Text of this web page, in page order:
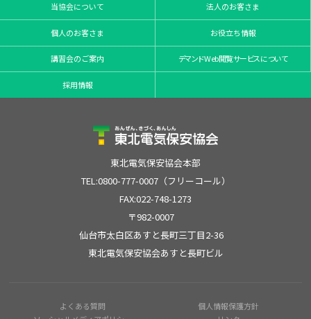
当協会について 法人のお客さま
個人のお客さま お役立ち情報
講習会のご案内 デマンドWeb閲覧サービスについて
採用情報
東北電気保安協会本部
TEL:0800-777-0007（フリーコール）
FAX:022-748-1273
〒982-0007
仙台市太白区あすと長町三丁目2-36
東北電気保安協会あすと長町ビル
よくある質問
個人情報保護方針